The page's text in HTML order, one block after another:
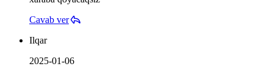
Cavab ver
Ilqar
2025-01-06